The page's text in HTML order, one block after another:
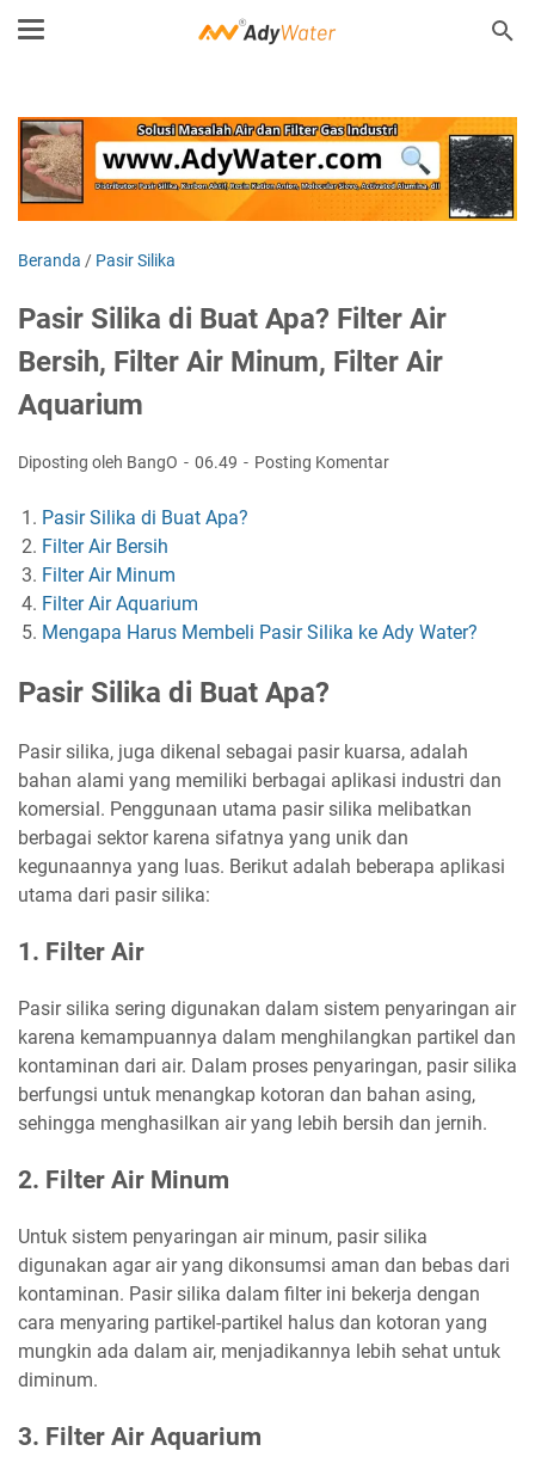
Beranda / Pasir Silika
Pasir Silika di Buat Apa? Filter Air
Bersih, Filter Air Minum, Filter Air
Aquarium
Diposting oleh BangO 06.49 Posting Komentar
Pasir Silika di Buat Apa?
Filter Air Bersih
Filter Air Minum
Filter Air Aquarium
Mengapa Harus Membeli Pasir Silika ke Ady Water?
Pasir Silika di Buat Apa?
Pasir silika, juga dikenal sebagai pasir kuarsa, adalah
bahan alami yang memiliki berbagai aplikasi industri dan
komersial. Penggunaan utama pasir silika melibatkan
berbagai sektor karena sifatnya yang unik dan
kegunaannya yang luas. Berikut adalah beberapa aplikasi
utama dari pasir silika:
1. Filter Air
Pasir silika sering digunakan dalam sistem penyaringan air
karena kemampuannya dalam menghilangkan partikel dan
kontaminan dari air. Dalam proses penyaringan, pasir silika
berfungsi untuk menangkap kotoran dan bahan asing,
sehingga menghasilkan air yang lebih bersih dan jernih.
2. Filter Air Minum
Untuk sistem penyaringan air minum, pasir silika
digunakan agar air yang dikonsumsi aman dan bebas dari
kontaminan. Pasir silika dalam filter ini bekerja dengan
cara menyaring partikel-partikel halus dan kotoran yang
mungkin ada dalam air, menjadikannya lebih sehat untuk
diminum.
3. Filter Air Aquarium